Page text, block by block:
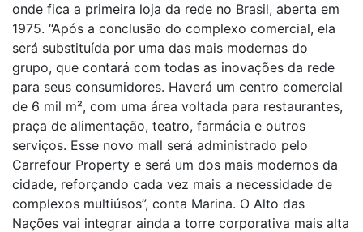
onde fica a primeira loja da rede no Brasil, aberta em
1975. “Após a conclusão do complexo comercial, ela
será substituída por uma das mais modernas do
grupo, que contará com todas as inovações da rede
para seus consumidores. Haverá um centro comercial
de 6 mil m², com uma área voltada para restaurantes,
praça de alimentação, teatro, farmácia e outros
serviços. Esse novo mall será administrado pelo
Carrefour Property e será um dos mais modernos da
cidade, reforçando cada vez mais a necessidade de
complexos multiúsos”, conta Marina. O Alto das
Nações vai integrar ainda a torre corporativa mais alta